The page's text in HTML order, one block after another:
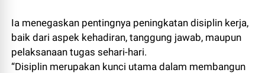
Ia menegaskan pentingnya peningkatan disiplin kerja,
baik dari aspek kehadiran, tanggung jawab, maupun
pelaksanaan tugas sehari-hari.
“Disiplin merupakan kunci utama dalam membangun